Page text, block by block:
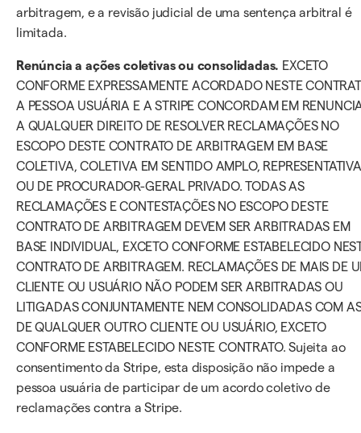
arbitragem, e a revisão judicial de uma sentença arbitral é
limitada.
Renúncia a ações coletivas ou consolidadas. EXCETO
CONFORME EXPRESSAMENTE ACORDADO NESTE
A PESSOA USUÁRIA E A STRIPE CONCORDAM EM
A QUALQUER DIREITO DE RESOLVER RECLAMAÇÕES NO
ESCOPO DESTE CONTRATO DE ARBITRAGEM EM BASE
COLETIVA, COLETIVA EM SENTIDO AMPLO, REPRESENTATIVA
OU DE PROCURADOR-GERAL PRIVADO. TODAS AS
RECLAMAÇÕES E CONTESTAÇÕES NO ESCOPO DESTE
CONTRATO DE ARBITRAGEM DEVEM SER ARBITRADAS EM
BASE INDIVIDUAL, EXCETO CONFORME ESTABELECIDO
CONTRATO DE ARBITRAGEM. RECLAMAÇÕES DE MAIS DE
CLIENTE OU USUÁRIO NÃO PODEM SER ARBITRADAS OU
LITIGADAS CONJUNTAMENTE NEM CONSOLIDADAS COM
DE QUALQUER OUTRO CLIENTE OU USUÁRIO, EXCETO
CONFORME ESTABELECIDO NESTE CONTRATO. Sujeita ao
consentimento da Stripe, esta disposição não impede a
pessoa usuária de participar de um acordo coletivo de
reclamações contra a Stripe.